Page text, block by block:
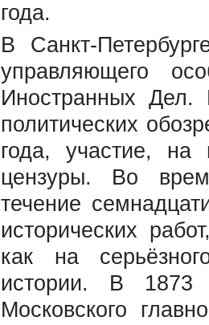
года.
В Санкт-
управляющего
Иностранных Дел.
политических
года, участие, на
цензуры. Во
течение
исторических
как на
истории. В 1873
Московского